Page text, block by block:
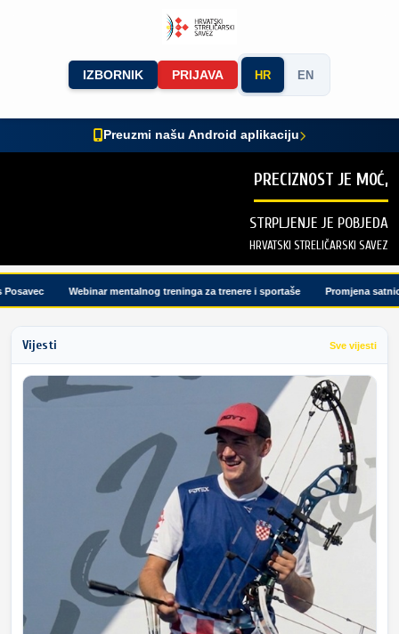
IZBORNIK PRIJAVA HR EN
Preuzmi našu Android aplikaciju
PRECIZNOST JE MOĆ,
STRPLJENJE JE POBJEDA
HRVATSKI STRELIČARSKI SAVEZ
Webinar mentalnog treninga za trenere i sportaše Promjena satnice
Vijesti Sve vijesti